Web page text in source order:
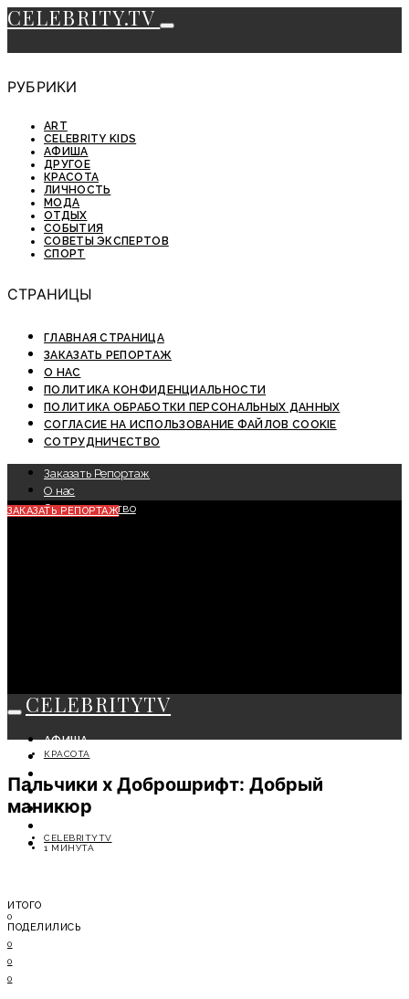
CELEBRITY.TV
РУБРИКИ
ART
CELEBRITY KIDS
АФИША
ДРУГОЕ
КРАСОТА
ЛИЧНОСТЬ
МОДА
ОТДЫХ
СОБЫТИЯ
СОВЕТЫ ЭКСПЕРТОВ
СПОРТ
СТРАНИЦЫ
ГЛАВНАЯ СТРАНИЦА
ЗАКАЗАТЬ РЕПОРТАЖ
О НАС
ПОЛИТИКА КОНФИДЕНЦИАЛЬНОСТИ
ПОЛИТИКА ОБРАБОТКИ ПЕРСОНАЛЬНЫХ ДАННЫХ
СОГЛАСИЕ НА ИСПОЛЬЗОВАНИЕ ФАЙЛОВ COOKIE
СОТРУДНИЧЕСТВО
Заказать Репортаж
О нас
Сотрудничество
ЗАКАЗАТЬ РЕПОРТАЖ
CELEBRITYTV
АФИША
СОБЫТИЯ
МОДА
ЛИЧНОСТЬ
СОВЕТЫ ЭКСПЕРТОВ
КРАСОТА
Пальчики х Доброшрифт: Добрый
маникюр
CELEBRITYTV
1 МИНУТА
ИТОГО
0
ПОДЕЛИЛИСЬ
0
0
0